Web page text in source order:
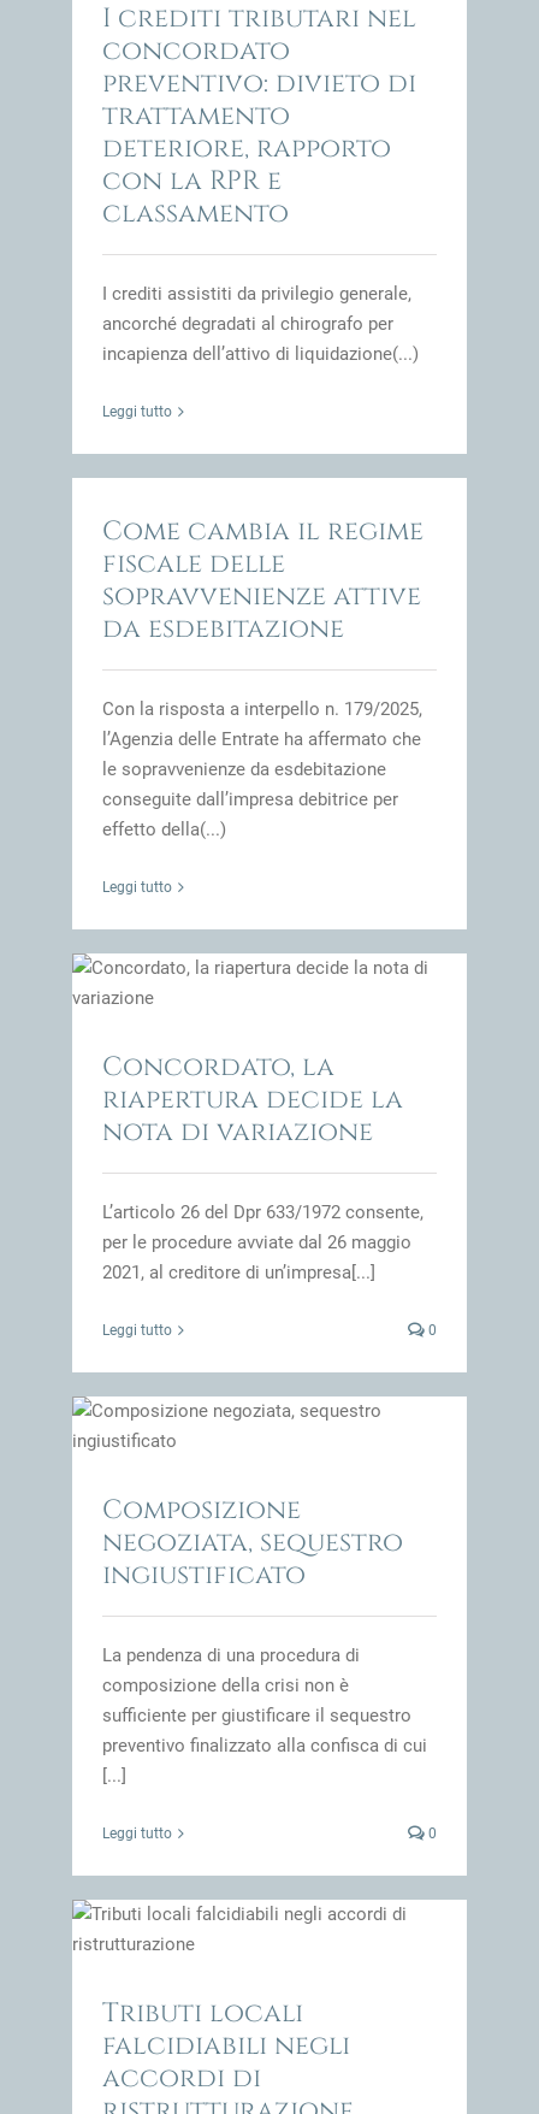
I crediti tributari nel
concordato
preventivo: divieto di
trattamento
deteriore, rapporto
con la RPR e
classamento
I crediti assistiti da privilegio generale,
ancorché degradati al chirografo per
incapienza dell’attivo di liquidazione(...)
Leggi tutto
Come cambia il regime
fiscale delle
sopravvenienze attive
da esdebitazione
Con la risposta a interpello n. 179/2025,
l’Agenzia delle Entrate ha affermato che
le sopravvenienze da esdebitazione
conseguite dall’impresa debitrice per
effetto della(...)
Leggi tutto
Concordato, la
riapertura decide la
nota di variazione
L’articolo 26 del Dpr 633/1972 consente,
per le procedure avviate dal 26 maggio
2021, al creditore di un’impresa[...]
Leggi tutto 0
Composizione
negoziata, sequestro
ingiustificato
La pendenza di una procedura di
composizione della crisi non è
sufficiente per giustificare il sequestro
preventivo finalizzato alla confisca di cui
[...]
Leggi tutto 0
Tributi locali
falcidiabili negli
accordi di